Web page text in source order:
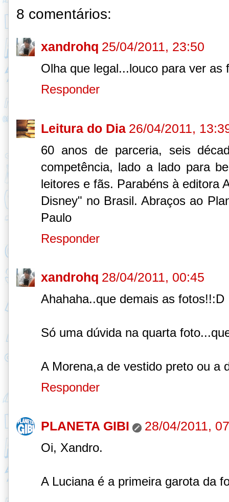
8 comentários:
xandrohq 25/04/2011, 23:50
Olha que legal...louco para ver as
Responder
Leitura do Dia 26/04/2011,
60 anos de parceria, seis
competência, lado a lado para
leitores e fãs. Parabéns à editora
Disney" no Brasil. Abraços ao
Paulo
Responder
xandrohq 28/04/2011, 00:45
Ahahaha..que demais as fotos!!:D
Só uma dúvida na quarta
A Morena,a de vestido preto ou a
Responder
PLANETA GIBI 28/04/2011,
Oi, Xandro.
A Luciana é a primeira garota da